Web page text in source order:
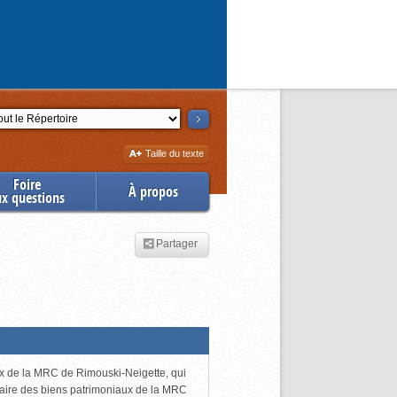
Augmenter
la
Taille du texte
Foire
questions À propos
Partager
de la MRC de Rimouski-Neigette, qui
des biens patrimoniaux de la MRC